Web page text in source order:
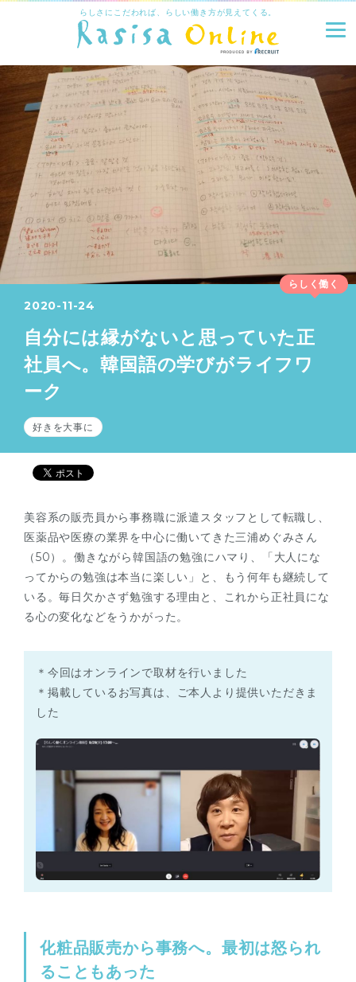
らしさにこだわれば、らしい働き方が見えてくる。
2020-11-24
自分には縁がないと思っていた正
社員へ。韓国語の学びがライフワ
ーク
らしく働く
好きを大事に
美容系の販売員から事務職に派遣スタッフとして転職し、
医薬品や医療の業界を中心に働いてきた三浦めぐみさん
（50）。働きながら韓国語の勉強にハマり、「大人にな
ってからの勉強は本当に楽しい」と、もう何年も継続して
いる。毎日欠かさず勉強する理由と、これから正社員にな
る心の変化などをうかがった。
＊今回はオンラインで取材を行いました
＊掲載しているお写真は、ご本人より提供いただきま
した
化粧品販売から事務へ。最初は怒られ
ることもあった